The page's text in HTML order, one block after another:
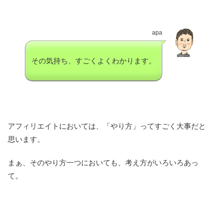
apa
その気持ち、すごくよくわかります。
アフィリエイトにおいては、「やり方」ってすごく大事だと
思います。
まぁ、そのやり方一つにおいても、考え方がいろいろあっ
て。